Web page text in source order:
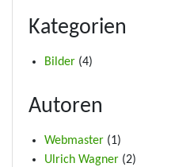
Kategorien
Bilder (4)
Autoren
Webmaster (1)
Ulrich Wagner (2)